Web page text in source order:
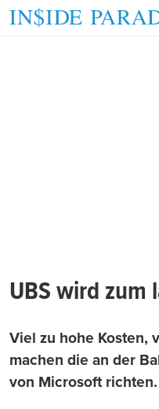
UBS wird zum
Viel zu hohe Kosten,
machen die an der
von Microsoft richten.